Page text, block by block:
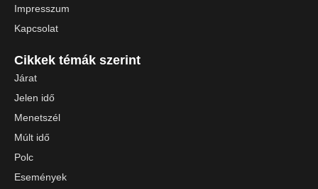
Impresszum
Kapcsolat
Cikkek témák szerint
Járat
Jelen idő
Menetszél
Múlt idő
Polc
Események